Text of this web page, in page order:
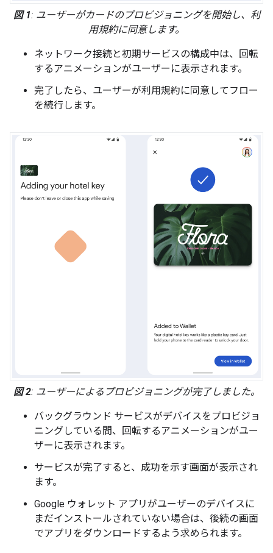
図 1: ユーザーがカードのプロビジョニングを開始し、利
用規約に同意します。
ネットワーク接続と初期サービスの構成中は、回転
するアニメーションがユーザーに表示されます。
完了したら、ユーザーが利用規約に同意してフロー
を続行します。
図 2: ユーザーによるプロビジョニングが完了しました。
バックグラウンド サービスがデバイスをプロビジョ
ニングしている間、回転するアニメーションがユー
ザーに表示されます。
サービスが完了すると、成功を示す画面が表示され
ます。
Google ウォレット アプリがユーザーのデバイスに
まだインストールされていない場合は、後続の画面
でアプリをダウンロードするよう求められます。